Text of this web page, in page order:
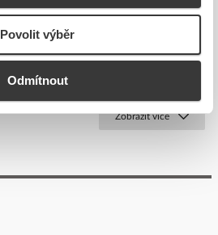
Povolit výběr
Odmítnout
53,06 Kč/ks
Zobrazit více